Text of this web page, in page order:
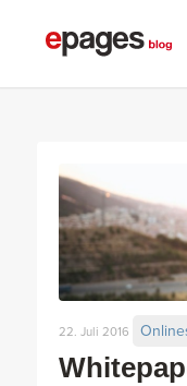
22. Juli 2016